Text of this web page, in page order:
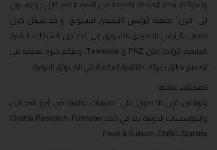
ولمواكبة هذه المرحلة الجديدة من النمو، انضم كارل روبرتسون
إلى “مُزن” بصفته الرئيس التنفيذي للتسويق. و قد شغل كارل
منصب الرئيس التنفيذي للتسويق في عدد من الشركات التقنية
العالمية الرائدة مثل FNZ و Temenos، ويقدّم خبرة عميقة في
توسيع نطاق شركات التقنية العالمية في الأسواق الدولية.
تصنيفات عالمية
وتواصل مُزن الحصول على تصنيفات عالمية من أبرز المحللين
والمؤسسات الدولية، بما في ذلك Chartis Research ،Forrester
،Frost & Sullivan ،CNBC ،Statista.